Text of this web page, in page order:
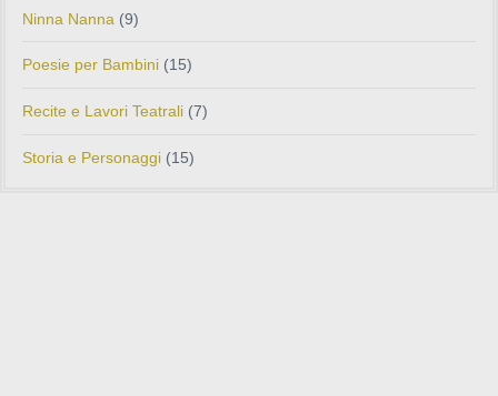
Ninna Nanna (9)
Poesie per Bambini (15)
Recite e Lavori Teatrali (7)
Storia e Personaggi (15)